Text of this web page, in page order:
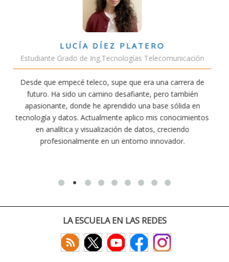
de
VÍCTOR SÁNCHEZ VALENCIA
Estudiante Doble Grado Teleco-ADE
Estudiar teleco me ha permitido comprender
conectividad afecta nuestra vida diaria. Aunque la
exige esfuerzo, he dedicado parte de mi tiempo a
actividades como el salvamento y socorrismo.
convencido de que elegir teleco ha sido una de las
decisiones que he tomado.
LA ESCUELA EN LAS REDES